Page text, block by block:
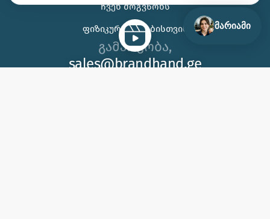
ᲩᲕᲔᲜ ᲛᲝᲒᲕᲬᲝᲜᲡ
ᲤᲘᲖᲘᲙᲣᲠᲘ ᲞᲘᲠᲔᲑᲘᲡᲗᲕᲘᲡ
გამარჯობა,
sales@brandhand.ge
მარიამი